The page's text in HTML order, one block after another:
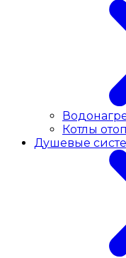
Котлы
Душевые